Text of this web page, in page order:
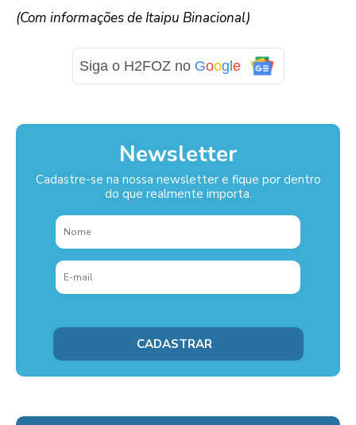
(Com informações de Itaipu Binacional)
Siga o H2FOZ no Google
Newsletter
Cadastre-se na nossa newsletter e fique por dentro
do que realmente importa.